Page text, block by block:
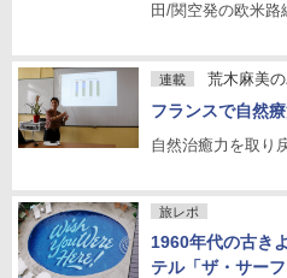
田/関空発の欧米路
連載 荒木麻美
フランスで自然
自然治癒力を取り
旅レポ
1960年代の古き
テル「ザ・サー